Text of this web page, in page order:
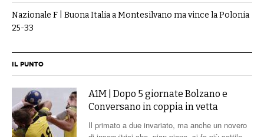
Nazionale F | Buona Italia a Montesilvano ma vince la Polonia
25-33
IL PUNTO
A1M | Dopo 5 giornate Bolzano e
Conversano in coppia in vetta
Il primato a due invariato, ma anche un novero